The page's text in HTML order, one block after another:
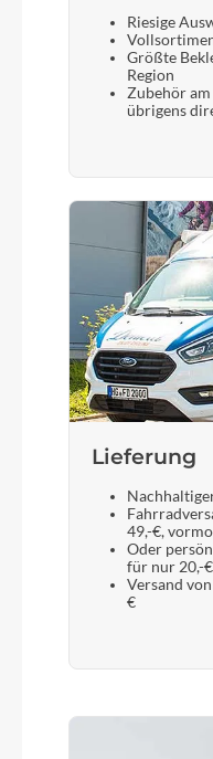
Zecure
Riesige
Größte
Region
Zubehör
übrigens
Lieferung
49,-€,
Oder
für nur 20,-€
Versand
€